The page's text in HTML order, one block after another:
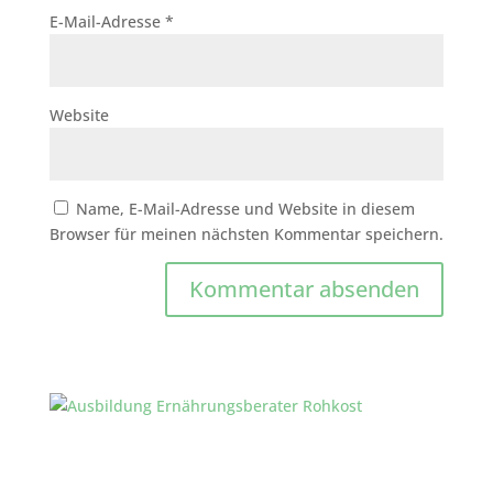
E-Mail-Adresse *
Website
Name, E-Mail-Adresse und Website in diesem
Browser für meinen nächsten Kommentar speichern.